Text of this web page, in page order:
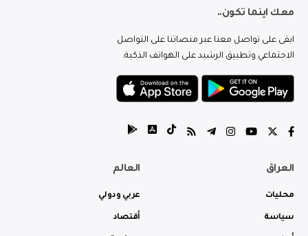
معك اينما تكون..
ابقى على تواصل معنا عبر منصاتنا على التواصل
الاجتماعي وتطبيق الرشيد على الهواتف الذكية.
العراق
محليات
سياسة
العالم
عربي ودولي
أقتصاد